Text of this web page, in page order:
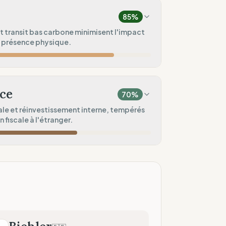
commande)
%
85%
transit bas carbone minimisent l'impact
physique.
100
70%
et réinvestissement interne, tempérés
fiscale à l'étranger.